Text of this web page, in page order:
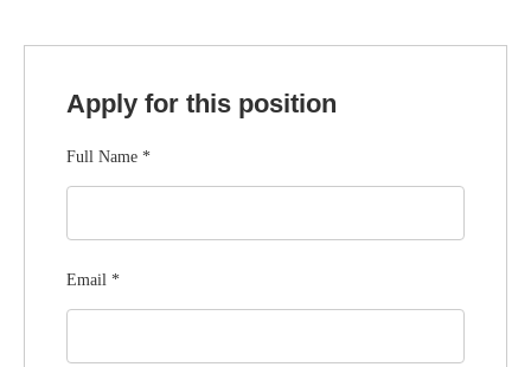
Apply for this position
Full Name *
Email *